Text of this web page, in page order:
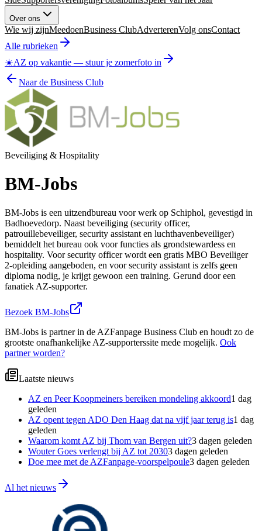
Over ons
Wie wij zijnMeedoenBusiness ClubAdverterenVolg onsContact
Alle rubrieken
☀️AZ op vakantie — stuur je zomerfoto in
Naar de Business Club
Beveiliging & Hospitality
BM-Jobs
BM-Jobs is een uitzendbureau voor werk op Schiphol, gevestigd in
Badhoevedorp. Naast beveiliging (security officer,
patrouillebeveiliger, security assistant en luchthavenbeveiliger)
bemiddelt het bureau ook voor functies als grondstewardess en
hospitality. Voor security officer wordt een gratis MBO Beveiliger
2-opleiding aangeboden, en voor security assistant is zelfs geen
diploma nodig, je krijgt gewoon een training. Gerund door een
fanatiek AZ-supporter.
Bezoek BM-Jobs
BM-Jobs is partner in de AZFanpage Business Club en houdt zo de
grootste onafhankelijke AZ-supporterssite mede mogelijk. Ook
partner worden?
Laatste nieuws
AZ en Peer Koopmeiners bereiken mondeling akkoord1 dag
geleden
AZ opent tegen ADO Den Haag dat na vijf jaar terug is1 dag
geleden
Waarom komt AZ bij Thom van Bergen uit?3 dagen geleden
Wouter Goes verlengt bij AZ tot 20303 dagen geleden
Doe mee met de AZFanpage-voorspelpoule3 dagen geleden
Al het nieuws